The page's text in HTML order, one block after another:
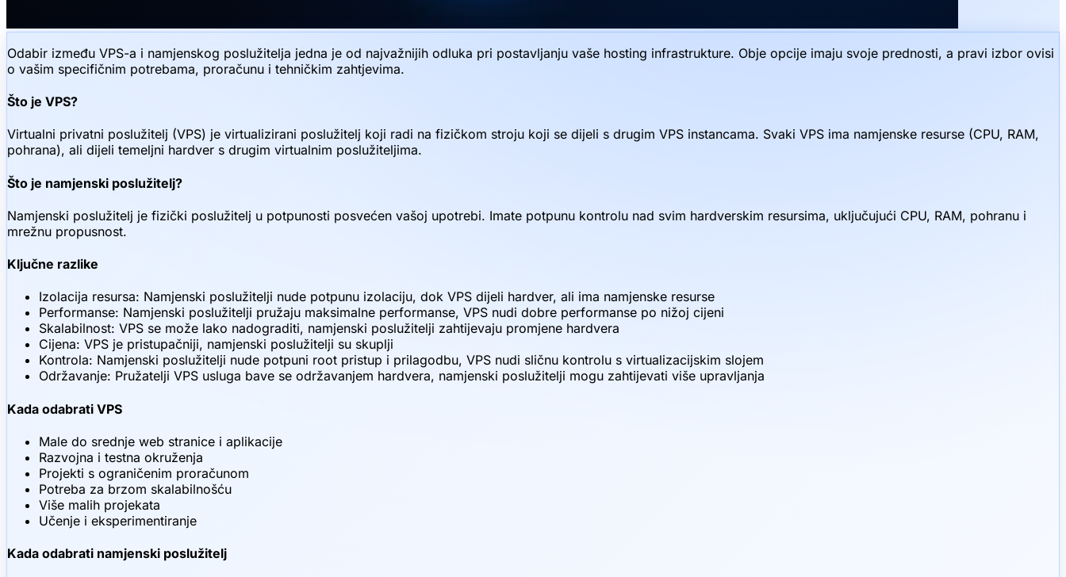
Odabir između VPS-a i namjenskog poslužitelja jedna je od najvažnijih odluka pri postavljanju vaše hosting infrastrukture. Obje opcije imaju svoje prednosti, a pravi izbor ovisi
o vašim specifičnim potrebama, proračunu i tehničkim zahtjevima.
Što je VPS?
Virtualni privatni poslužitelj (VPS) je virtualizirani poslužitelj koji radi na fizičkom stroju koji se dijeli s drugim VPS instancama. Svaki VPS ima namjenske resurse (CPU, RAM,
pohrana), ali dijeli temeljni hardver s drugim virtualnim poslužiteljima.
Što je namjenski poslužitelj?
Namjenski poslužitelj je fizički poslužitelj u potpunosti posvećen vašoj upotrebi. Imate potpunu kontrolu nad svim hardverskim resursima, uključujući CPU, RAM, pohranu i
mrežnu propusnost.
Ključne razlike
Izolacija resursa: Namjenski poslužitelji nude potpunu izolaciju, dok VPS dijeli hardver, ali ima namjenske resurse
Performanse: Namjenski poslužitelji pružaju maksimalne performanse, VPS nudi dobre performanse po nižoj cijeni
Skalabilnost: VPS se može lako nadograditi, namjenski poslužitelji zahtijevaju promjene hardvera
Cijena: VPS je pristupačniji, namjenski poslužitelji su skuplji
Kontrola: Namjenski poslužitelji nude potpuni root pristup i prilagodbu, VPS nudi sličnu kontrolu s virtualizacijskim slojem
Održavanje: Pružatelji VPS usluga bave se održavanjem hardvera, namjenski poslužitelji mogu zahtijevati više upravljanja
Kada odabrati VPS
Male do srednje web stranice i aplikacije
Razvojna i testna okruženja
Projekti s ograničenim proračunom
Potreba za brzom skalabilnošću
Više malih projekata
Učenje i eksperimentiranje
Kada odabrati namjenski poslužitelj